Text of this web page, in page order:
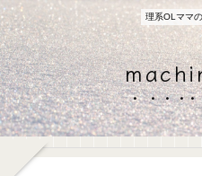
理系OLママ